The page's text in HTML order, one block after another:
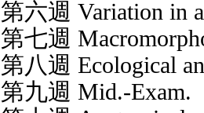
第六週 Variation in
第七週
第八週 Ecological
第九週 Mid.-Exam.